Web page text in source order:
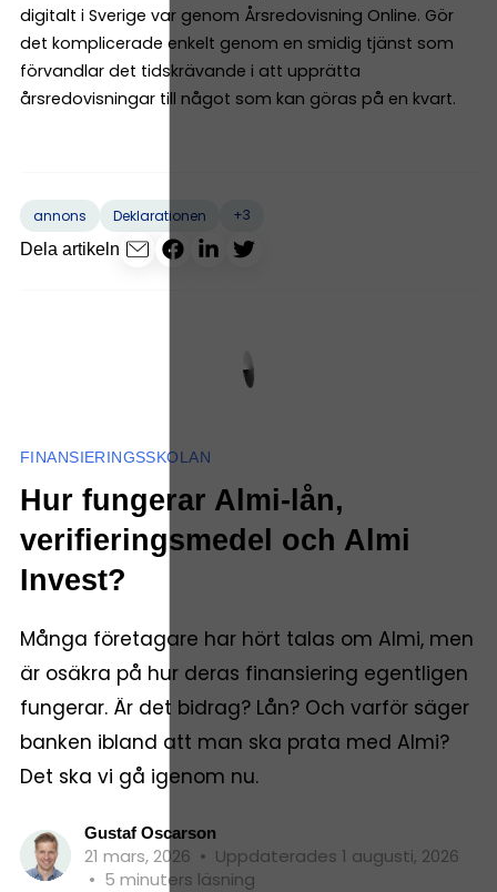
digitalt i Sverige var genom Årsredovisning Online. Gör
det komplicerade enkelt genom en smidig tjänst som
förvandlar det tidskrävande i att upprätta
årsredovisningar till något som kan göras på en kvart.
annons Deklarationen
+3
Dela artikeln
FINANSIERINGSSKOLAN
Hur fungerar Almi-lån,
verifieringsmedel och Almi
Invest?
Många företagare har hört talas om Almi, men
är osäkra på hur deras finansiering egentligen
fungerar. Är det bidrag? Lån? Och varför säger
banken ibland att man ska prata med Almi?
Det ska vi gå igenom nu.
Gustaf Oscarson
21 mars, 2026 • Uppdaterades 1 augusti, 2026
• 5 minuters läsning